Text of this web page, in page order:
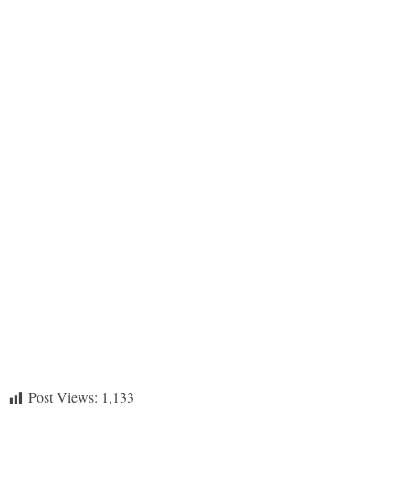
Post Views: 1,133